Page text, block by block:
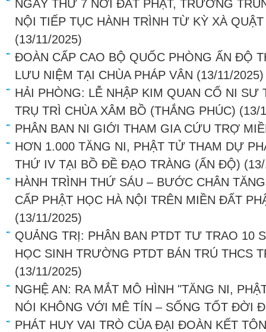
NGÀY THỨ 7 NƠI ĐẤT PHẬT, TRƯỜNG
NỘI TIẾP TỤC HÀNH TRÌNH TỪ KỲ XÀ
(13/11/2025)
ĐOÀN CẤP CAO BỘ QUỐC PHÒNG ẤN ĐỘ
LƯU NIỆM TẠI CHÙA PHÁP VÂN (13/11/2025)
HẢI PHÒNG: LỄ NHẬP KIM QUAN CỐ NI SƯ
TRỤ TRÌ CHÙA XÂM BỒ (THẮNG PHÚC) (13/
PHÂN BAN NI GIỚI THAM GIA CỨU TRỢ
HƠN 1.000 TĂNG NI, PHẬT TỬ THAM DỰ
THỨ IV TẠI BỒ ĐỀ ĐẠO TRÀNG (ẤN ĐỘ)
HÀNH TRÌNH THỨ SÁU – BƯỚC CHÂN
CẤP PHẬT HỌC HÀ NỘI TRÊN MIỀN ĐẤT
(13/11/2025)
QUẢNG TRỊ: PHÂN BAN PTDT TƯ TRAO 10
HỌC SINH TRƯỜNG PTDT BÁN TRÚ THCS
(13/11/2025)
NGHỆ AN: RA MẮT MÔ HÌNH "TĂNG NI,
NÓI KHÔNG VỚI MÊ TÍN – SỐNG TỐT ĐỜI
PHÁT HUY VAI TRÒ CỦA ĐẠI ĐOÀN KẾT